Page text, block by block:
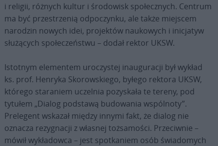
i religii, różnych kultur i środowisk społecznych. Centrum
ma być przestrzenią odpoczynku, ale także miejscem
narodzin nowych idei, projektów naukowych i inicjatyw
służących społeczeństwu – dodał rektor UKSW.
Istotnym elementem uroczystej inauguracji był wykład
ks. prof. Henryka Skorowskiego, byłego rektora UKSW,
którego staraniem uczelnia pozyskała te tereny, pod
tytułem „Dialog podstawą budowania wspólnoty”.
Prelegent wskazał między innymi fakt, że dialog nie
oznacza rezygnacji z własnej tożsamości. Przeciwnie –
mówił wykładowca – jest spotkaniem osób świadomych